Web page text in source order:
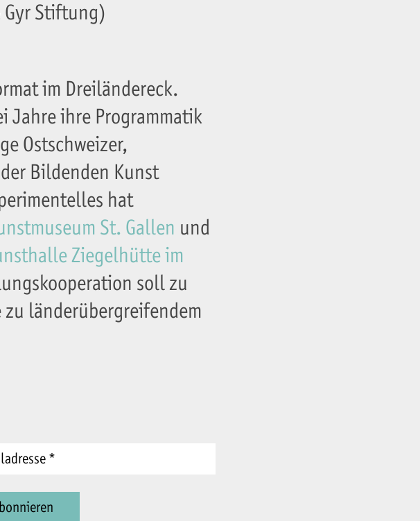
Gyr Stiftung)
im Dreiländereck.
ihre Programmatik
Ostschweizer,
Bildenden Kunst
hat
St. Gallen und
Ziegelhütte im
soll zu
länderübergreifendem